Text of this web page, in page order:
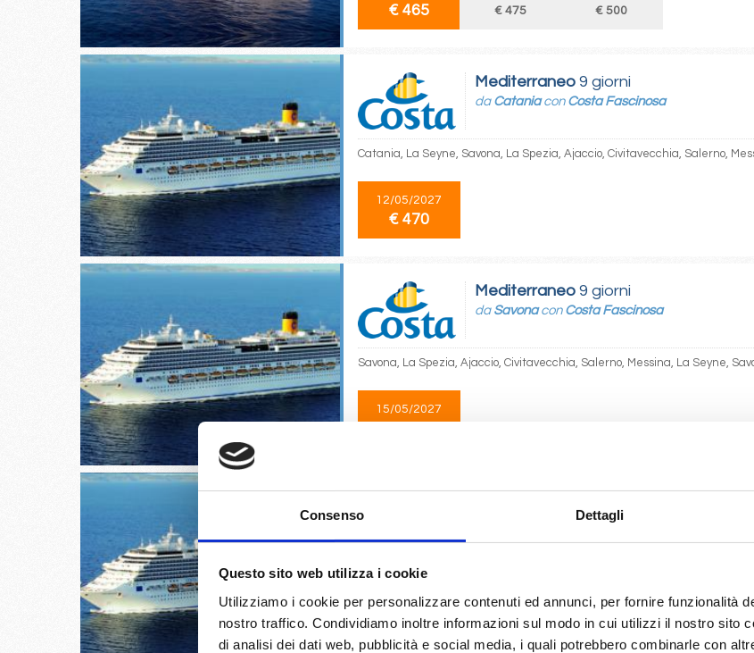
Consenso Dettagli
Questo sito web utilizza i cookie
Utilizziamo i cookie per personalizzare contenuti ed annunci, per fornire funzionalità
nostro traffico. Condividiamo inoltre informazioni sul modo in cui utilizzi il nostro sito
di analisi dei dati web, pubblicità e social media, i quali potrebbero combinarle con
€ 465
€ 475
€ 500
Mediterraneo 9 giorni
da Cataniacon Costa Fascinosa
Catania, La Seyne, Savona, La Spezia, Ajaccio, Civitavecchia, Salerno,
12/05/2027
€ 470
Mediterraneo 9 giorni
da Savonacon Costa Fascinosa
Savona, La Spezia, Ajaccio, Civitavecchia, Salerno, Messina, La Seyne,
15/05/2027
conCosta Fascinosa
La Spezia, Ajaccio, Civitavecchia, Salerno, Messina, La Seyne, Savona, La
16/05/2027
€ 470